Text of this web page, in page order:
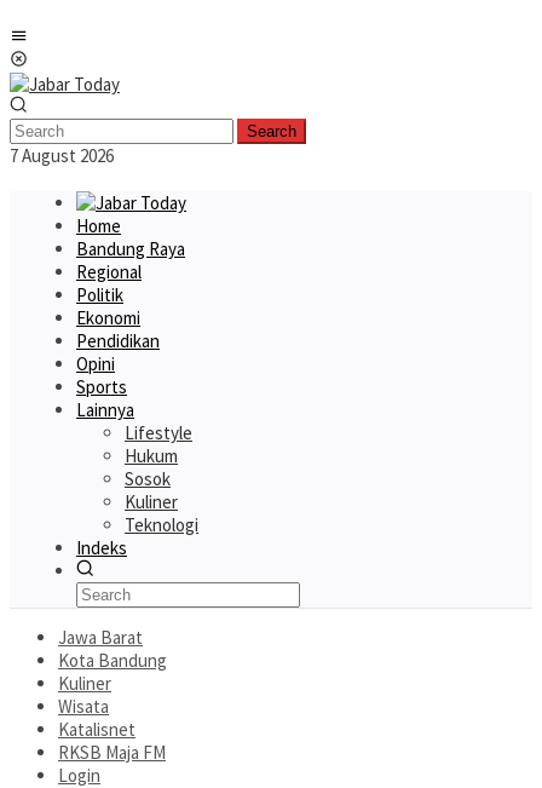
to
content
Search
7 August 2026
Home
Bandung Raya
Regional
Politik
Ekonomi
Pendidikan
Opini
Sports
Lainnya
Lifestyle
Hukum
Sosok
Kuliner
Teknologi
Indeks
Jawa Barat
Kota Bandung
Kuliner
Wisata
Katalisnet
RKSB Maja FM
Login